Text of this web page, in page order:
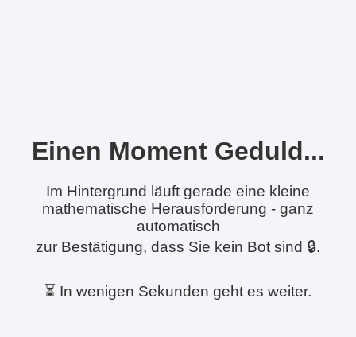
Einen Moment Geduld...
Im Hintergrund läuft gerade eine kleine
mathematische Herausforderung - ganz
automatisch
zur Bestätigung, dass Sie kein Bot sind 🔒.
⏳ In wenigen Sekunden geht es weiter.